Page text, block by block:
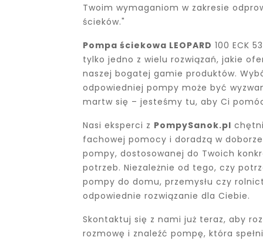
Twoim wymaganiom w zakresie
ścieków."
Pompa ściekowa LEOPARD 100 ECK
tylko jedno z wielu rozwiązań, jakie
naszej bogatej gamie produktów.
odpowiedniej pompy może być
martw się – jesteśmy tu, aby Ci
Nasi eksperci z PompySanok.pl
fachowej pomocy i doradzą w
pompy, dostosowanej do Twoich
potrzeb. Niezależnie od tego, czy
pompy do domu, przemysłu czy
odpowiednie rozwiązanie dla Ciebie.
Skontaktuj się z nami już teraz, aby
rozmowę i znaleźć pompę, która